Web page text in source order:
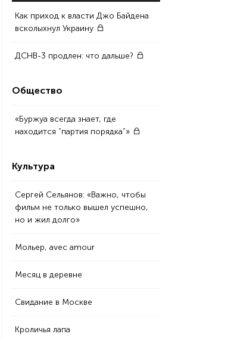
Как приход к власти Джо Байдена
всколыхнул Украину
ДСНВ-3 продлен: что дальше?
Общество
«Буржуа всегда знает, где
находится “партия порядка”»
Культура
Сергей Сельянов: «Важно, чтобы
фильм не только вышел успешно,
но и жил долго»
Мольер, аvec amour
Месяц в деревне
Свидание в Москве
Кроличья лапа